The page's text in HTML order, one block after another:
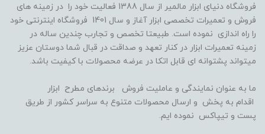
فروشگاه دنیای ابزار مالمیر از سال 1388 فعالیت خود را در زمینه های
فروش و تعمیرات تخصصی ابزار آغاز و سال 1401 فروشگاه اینترنتی خود
را راه اندازی نموده است. طبیعتا تخصص و تجارب چندین ساله در
زمینه تعمیرات ابزار در کنار تعهد و صداقت در قبال شما دوستان عزیز
میتواند پشتوانه ای قابل اتکا در عرضه محصولات با کیفیت باشد.
ما به عنوان نمایندگی و عاملیت فروش برندهای مطرح ابزار
اقدام به پخش و ارسال محصولات متنوع به سراسر کشور از طریق
پست و تیپاکس نموده ایم.